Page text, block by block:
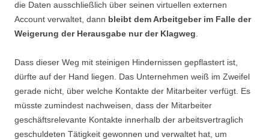
die Daten ausschließlich über seinen virtuellen externen
Account verwaltet, dann bleibt dem Arbeitgeber im Falle der
Weigerung der Herausgabe nur der Klagweg
Dass dieser Weg mit steinigen Hindernissen gepflastert ist,
dürfte auf der Hand liegen. Das Unternehmen weiß im Zweifel
gerade nicht, über welche Kontakte der Mitarbeiter verfügt. Es
müsste zumindest nachweisen, dass der Mitarbeiter
geschäftsrelevante Kontakte innerhalb der arbeitsvertraglich
geschuldeten Tätigkeit gewonnen und verwaltet hat, um